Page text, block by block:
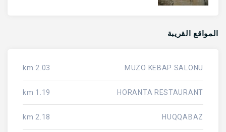
المواقع القريبة
MUZO KEBAP SALONU
2.03 km
HORANTA RESTAURANT
1.19 km
HUQQABAZ
2.18 km